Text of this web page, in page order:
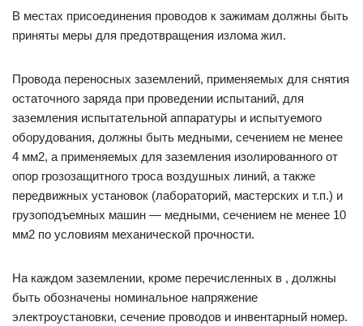
В местах присоединения проводов к зажимам должны быть
приняты меры для предотвращения излома жил.
Провода переносных заземлений, применяемых для снятия
остаточного заряда при проведении испытаний, для
заземления испытательной аппаратуры и испытуемого
оборудования, должны быть медными, сечением не менее
4 мм2, а применяемых для заземления изолированного от
опор грозозащитного троса воздушных линий, а также
передвижных установок (лабораторий, мастерских и т.п.) и
грузоподъемных машин — медными, сечением не менее 10
мм2 по условиям механической прочности.
На каждом заземлении, кроме перечисленных в , должны
быть обозначены номинальное напряжение
электроустановки, сечение проводов и инвентарный номер.